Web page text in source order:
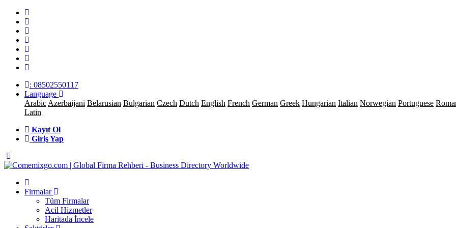
: 08502550117
Language
Arabic Azerbaijani Belarusian Bulgarian Czech Dutch English French German Greek Hungarian Italian Norwegian Portuguese
Latin
Kayıt Ol
Giriş Yap
Firmalar
Tüm Firmalar
Acil Hizmetler
Haritada İncele